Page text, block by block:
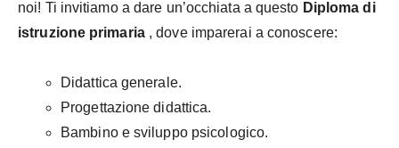
noi! Ti invitiamo a dare un’occhiata a questo Diploma di
istruzione primaria, dove imparerai a conoscere:
Didattica generale.
Progettazione didattica.
Bambino e sviluppo psicologico.